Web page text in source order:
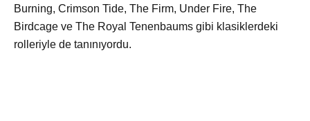
Burning, Crimson Tide, The Firm, Under Fire, The
Birdcage ve The Royal Tenenbaums gibi klasiklerdeki
rolleriyle de tanınıyordu.